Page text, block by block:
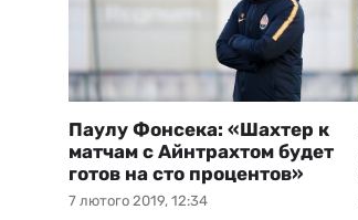
7 лютого 2019, 12:34
Паулу Фонсека: «Шахтер к
матчам с Айнтрахтом будет
готов на сто процентов»